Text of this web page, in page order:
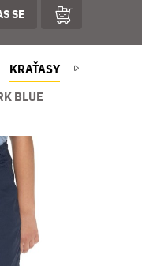
SE
KRAŤASY
BLUE